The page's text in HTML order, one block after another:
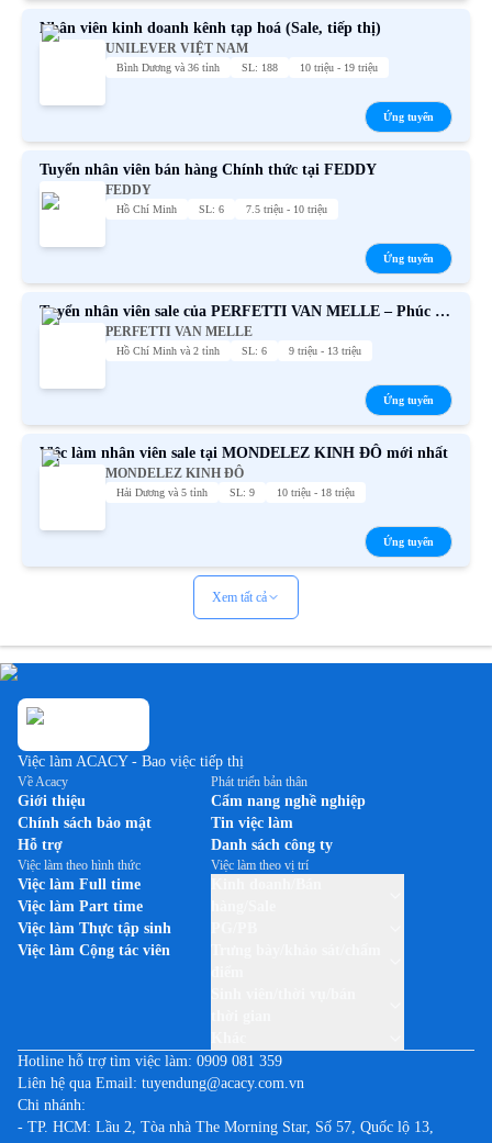
Nhân viên kinh doanh kênh tạp hoá (Sale, tiếp thị)
UNILEVER VIỆT NAM
Bình Dương và 36 tỉnh SL: 188 10 triệu - 19 triệu
Ứng tuyển
Tuyển nhân viên bán hàng Chính thức tại FEDDY
FEDDY
Hồ Chí Minh SL: 6 7.5 triệu - 10 triệu
Ứng tuyển
Tuyển nhân viên sale của PERFETTI VAN MELLE – Phúc lợi
PERFETTI VAN MELLE
Hồ Chí Minh và 2 tỉnh SL: 6 9 triệu - 13 triệu
Ứng tuyển
Việc làm nhân viên sale tại MONDELEZ KINH ĐÔ mới nhất
MONDELEZ KINH ĐÔ
Hải Dương và 5 tỉnh SL: 9 10 triệu - 18 triệu
Ứng tuyển
Xem tất cả
Việc làm ACACY - Bao việc tiếp thị
Về Acacy
Giới thiệu
Chính sách bảo mật
Hỗ trợ
Phát triển bản thân
Cẩm nang nghề nghiệp
Tin việc làm
Danh sách công ty
Việc làm theo hình thức
Việc làm Full time
Việc làm Part time
Việc làm Thực tập sinh
Việc làm Cộng tác viên
Việc làm theo vị trí
Hotline hỗ trợ tìm việc làm: 0909 081 359
Liên hệ qua Email: tuyendung@acacy.com.vn
Chi nhánh:
- TP. HCM: Lầu 2, Tòa nhà The Morning Star, Số 57, Quốc lộ 13,